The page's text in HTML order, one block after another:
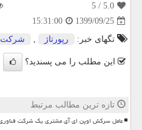
5.0
/ 5
1399/09/25
15:31:00
تگهای خبر:
رپورتاژ , شركت
این مطلب را می پسندید؟
تازه ترین مطالب مرتبط
عامل سرکش اوپن ای آی مشتری یک شرکت فناوری